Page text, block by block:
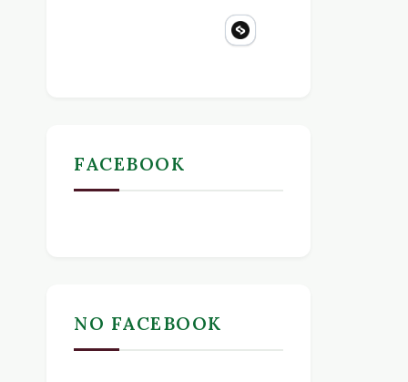
FACEBOOK
NO FACEBOOK